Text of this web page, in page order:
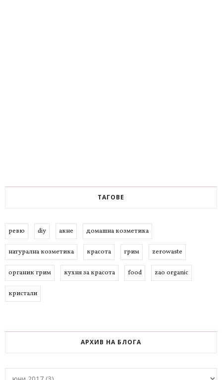
ТАГОВЕ
ревю diy акне домашна козметика
натурална козметика красота грим zerowaste
органик грим кухня за красота food zao organic
кристали
АРХИВ НА БЛОГА